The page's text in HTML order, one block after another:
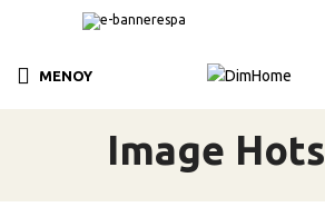
ΜΕΝΟΎ
Image